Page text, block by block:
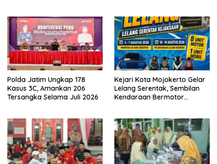
Polda Jatim Ungkap 178
Kasus 3C, Amankan 206
Tersangka Selama Juli 2026
Kejari Kota Mojokerto Gelar
Lelang Serentak, Sembilan
Kendaraan Bermotor